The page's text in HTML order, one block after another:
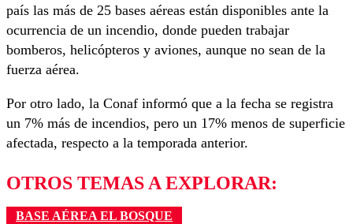
país las más de 25 bases aéreas están disponibles ante la
ocurrencia de un incendio, donde pueden trabajar
bomberos, helicópteros y aviones, aunque no sean de la
fuerza aérea.
Por otro lado, la Conaf informó que a la fecha se registra
un 7% más de incendios, pero un 17% menos de superficie
afectada, respecto a la temporada anterior.
OTROS TEMAS A EXPLORAR:
BASE AÉREA EL BOSQUE